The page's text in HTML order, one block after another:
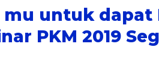
mu untuk dapat
PKM 2019